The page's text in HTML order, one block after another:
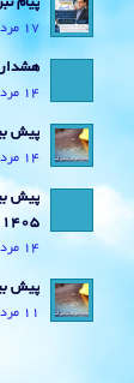
پیام
17 مرداد 1405 - 12:48 ب.ظ
هشدار
14 مرداد 1405 - 2:18 ب.ظ
پیش
14 مرداد 1405 - 12:17 ب.ظ
1405
14 مرداد 1405 - 10:00 ق.ظ
پیش
11 مرداد 1405 - 12:22 ب.ظ